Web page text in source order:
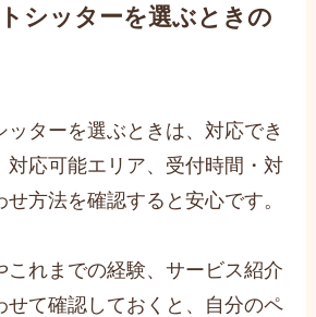
シッターを選ぶときの
ッターを選ぶときは、対応でき
対応可能エリア、受付時間・対
方法を確認すると安心です。
これまでの経験、サービス紹介
せて確認しておくと、自分のペ